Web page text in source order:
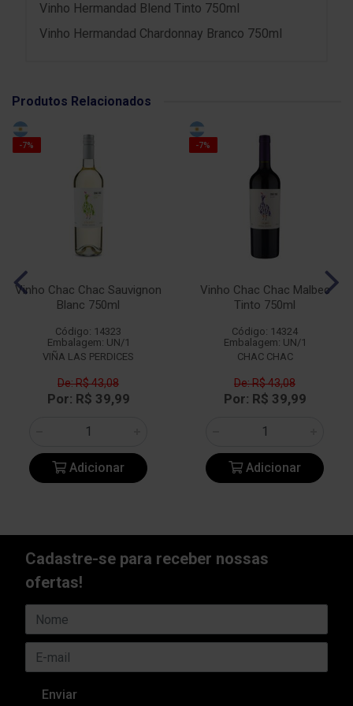
Vinho Hermandad Blend Tinto 750ml
Vinho Hermandad Chardonnay Branco 750ml
Produtos Relacionados
-7%
Vinho Chac Chac Sauvignon
Blanc 750ml
Código: 14323
Embalagem: UN/1
VIÑA LAS PERDICES
De: R$ 43,08
Por: R$ 39,99
Adicionar
-7%
Vinho Chac Chac Malbec
Tinto 750ml
Código: 14324
Embalagem: UN/1
CHAC CHAC
De: R$ 43,08
Por: R$ 39,99
Adicionar
Cadastre-se para receber nossas
ofertas!